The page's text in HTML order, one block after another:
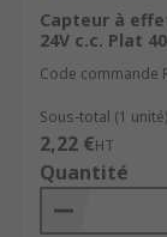
Capteur à
24V c.c. Plat
Code commande
Sous-total (1 unité)
2,22 €HT
Quantité